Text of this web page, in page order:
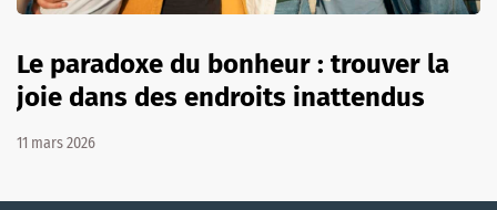
Le paradoxe du bonheur : trouver la
joie dans des endroits inattendus
11 mars 2026